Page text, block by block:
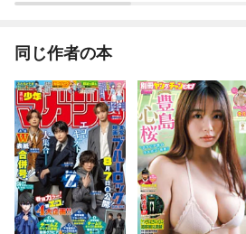
同じ作者の本